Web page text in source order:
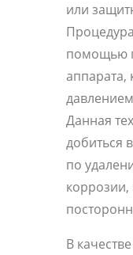
или
помощью
Данная
добиться
по
коррозии,
В